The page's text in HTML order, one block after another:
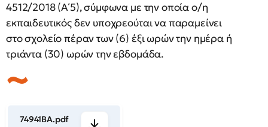
4512/2018 (Α΄5), σύμφωνα με την οποία ο/η
εκπαιδευτικός δεν υποχρεούται να παραμείνει
στο σχολείο πέραν των (6) έξι ωρών την ημέρα ή
τριάντα (30) ωρών την εβδομάδα.
74941ΒΑ.pdf